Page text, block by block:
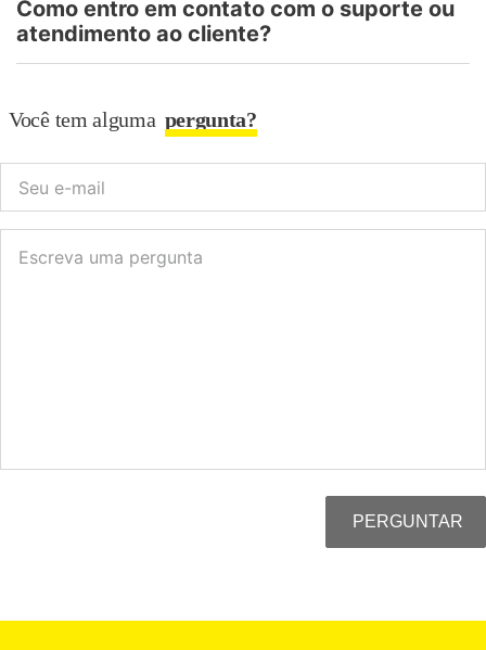
Como entro em contato com o suporte ou
atendimento ao cliente?
Você tem alguma pergunta?
PERGUNTAR